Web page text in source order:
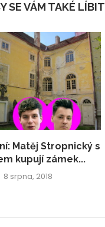
SE VÁM TAKÉ LÍBIT
Matěj Stropnický s
kupují zámek...
8 srpna, 2018